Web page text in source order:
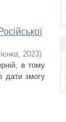
, 2023)
в тому
дати змогу